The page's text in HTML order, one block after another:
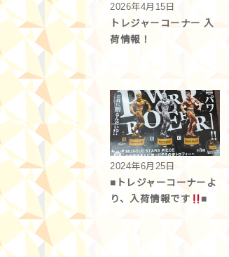
2026年4月15日
トレジャーコーナー 入
荷情報！
2024年6月25日
■トレジャーコーナーよ
り、入荷情報です
■